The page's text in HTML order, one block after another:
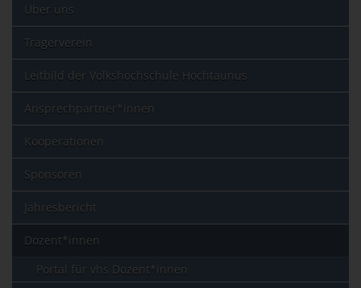
Über uns
Trägerverein
Leitbild der Volkshochschule Hochtaunus
Ansprechpartner*innen
Kooperationen
Sponsoren
Jahresbericht
Dozent*innen
Portal für vhs Dozent*innen